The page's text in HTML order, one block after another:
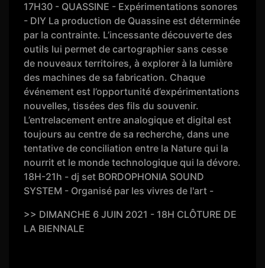
17H30 - QUASSINE - Expérimentations sonores
- DIY La production de Quassine est déterminée
par la contrainte. L’incessante découverte des
outils lui permet de cartographier sans cesse
de nouveaux territoires, à explorer à la lumière
des machines de sa fabrication. Chaque
événement est l’opportunité d’expérimentations
nouvelles, tissées des fils du souvenir.
L’entrelacement entre analogique et digital est
toujours au centre de sa recherche, dans une
tentative de conciliation entre la Nature qui la
nourrit et le monde technologique qui la dévore.
18H-21h - dj set BORDOPHONIA SOUND
SYSTEM - Organisé par les vivres de l'art -
>> DIMANCHE 6 JUIN 2021 - 18H CLÔTURE DE
LA BIENNALE